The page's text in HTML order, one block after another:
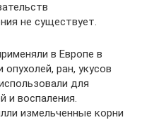
не существует.
в Европе в
ран, укусов
для
и воспаления.
измельченные корни